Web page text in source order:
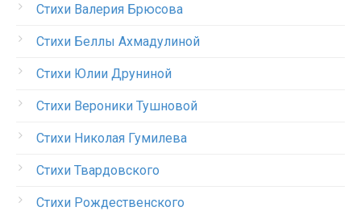
Стихи Валерия Брюсова
Стихи Беллы Ахмадулиной
Стихи Юлии Друниной
Стихи Вероники Тушновой
Стихи Николая Гумилева
Стихи Твардовского
Стихи Рождественского